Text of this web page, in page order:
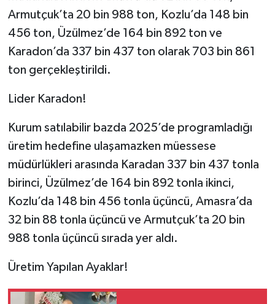
Armutçuk’ta 20 bin 988 ton, Kozlu’da 148 bin
456 ton, Üzülmez’de 164 bin 892 ton ve
Karadon’da 337 bin 437 ton olarak 703 bin 861
ton gerçekleştirildi.
Lider Karadon!
Kurum satılabilir bazda 2025’de programladığı
üretim hedefine ulaşamazken müessese
müdürlükleri arasında Karadan 337 bin 437 tonla
birinci, Üzülmez’de 164 bin 892 tonla ikinci,
Kozlu’da 148 bin 456 tonla üçüncü, Amasra’da
32 bin 88 tonla üçüncü ve Armutçuk’ta 20 bin
988 tonla üçüncü sırada yer aldı.
Üretim Yapılan Ayaklar!